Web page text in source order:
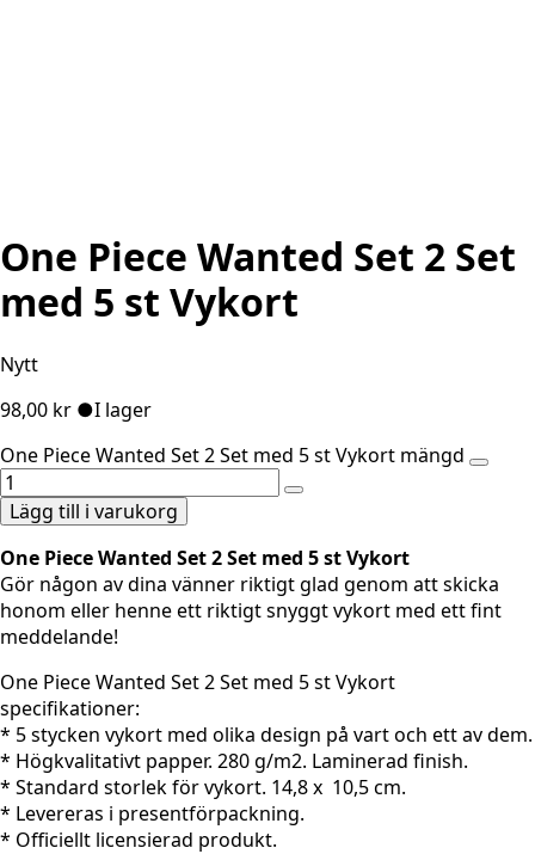
One Piece Wanted Set 2 Set
med 5 st Vykort
Nytt
98,00 kr ●I lager
One Piece Wanted Set 2 Set med 5 st Vykort mängd
Lägg till i varukorg
One Piece Wanted Set 2 Set med 5 st Vykort
Gör någon av dina vänner riktigt glad genom att skicka
honom eller henne ett riktigt snyggt vykort med ett fint
meddelande!
One Piece Wanted Set 2 Set med 5 st Vykort
specifikationer:
* 5 stycken vykort med olika design på vart och ett av dem.
* Högkvalitativt papper. 280 g/m2. Laminerad finish.
* Standard storlek för vykort. 14,8 x 10,5 cm.
* Levereras i presentförpackning.
* Officiellt licensierad produkt.